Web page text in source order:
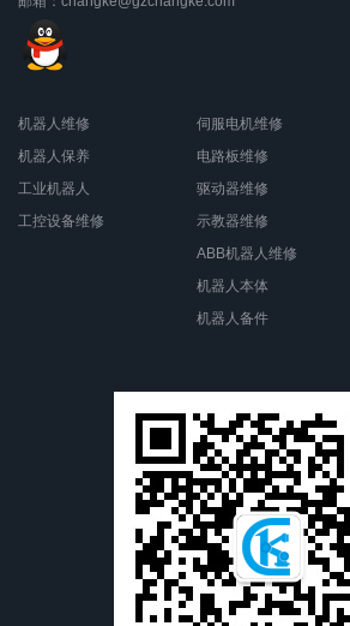
机器人维修
机器人保养
工业机器人
工控设备维修
伺服电机维修
电路板维修
驱动器维修
示教器维修
ABB机器人维修
机器人本体
机器人备件